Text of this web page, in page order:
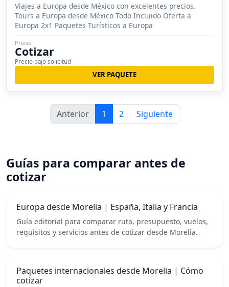
Viajes a Europa desde México con excelentes precios.
Tours a Europa desde México Todo Incluido Oferta a
Europa 2x1 Paquetes Turísticos a Europa
Precio
Cotizar
Precio bajo solicitud
VER PAQUETE
Anterior 1 2 Siguiente
Guías para comparar antes de
cotizar
Europa desde Morelia | España, Italia y Francia
Guía editorial para comparar ruta, presupuesto, vuelos,
requisitos y servicios antes de cotizar desde Morelia.
Paquetes internacionales desde Morelia | Cómo
cotizar